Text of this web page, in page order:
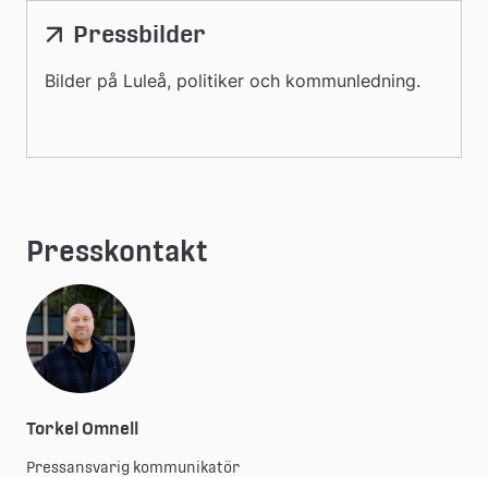
Pressbilder
Bilder på Luleå, politiker och kommunledning.
Presskontakt
Torkel Omnell
Pressansvarig kommunikatör